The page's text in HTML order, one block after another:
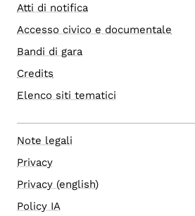
Atti di notifica
Accesso civico e documentale
Bandi di gara
Credits
Elenco siti tematici
Note legali
Privacy
Privacy (english)
Policy IA